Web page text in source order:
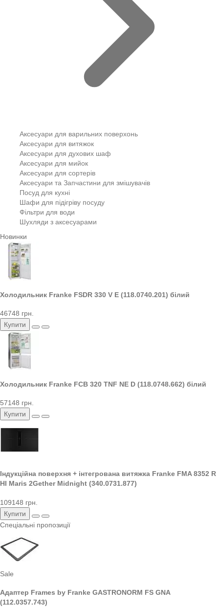
Аксесуари для варильних поверхонь
Аксесуари для витяжок
Аксесуари для духових шаф
Аксесуари для мийок
Аксесуари для сортерів
Аксесуари та Запчастини для змішувачів
Посуд для кухні
Шафи для підігріву посуду
Фільтри для води
Шухляди з аксесуарами
Новинки
Холодильник Franke FSDR 330 V E (118.0740.201) білий
46748 грн.
Купити
Холодильник Franke FCB 320 TNF NE D (118.0748.662) білий
57148 грн.
Купити
Індукційна поверхня + інтегрована витяжка Franke FMA 8352 R
HI Maris 2Gether Midnight (340.0731.877)
109148 грн.
Купити
Спеціальні пропозиції
Sale
Адаптер Frames by Franke GASTRONORM FS GNA
(112.0357.743)